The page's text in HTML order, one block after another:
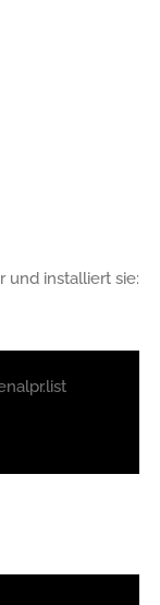
und installiert sie: